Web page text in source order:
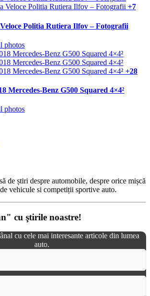
+7
Politia Rutiera Ilfov – Fotografii
photos
+28
Mercedes-Benz G500 Squared 4×4²
photos
de știri despre automobile, despre orice mișcă
vehicule si competiții sportive auto.
cu ştirile noastre!
cu cele mai interesante articole din lumea
auto.